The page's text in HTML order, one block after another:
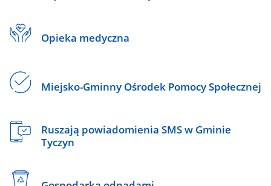
Opieka medyczna
Miejsko-Gminny Ośrodek Pomocy Społecznej
Ruszają powiadomienia SMS w Gminie
Tyczyn